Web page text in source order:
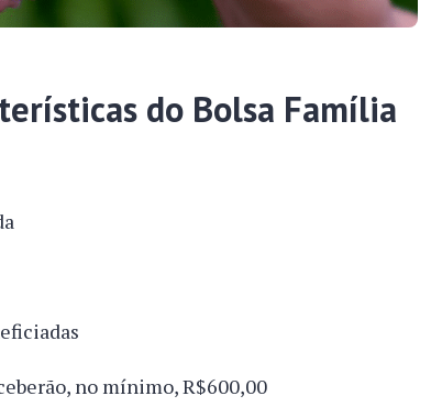
do Bolsa Família
no mínimo, R$600,00